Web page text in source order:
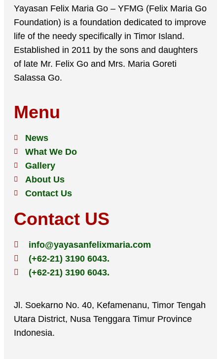
Yayasan Felix Maria Go – YFMG (Felix Maria Go
Foundation) is a foundation dedicated to improve
life of the needy specifically in Timor Island.
Established in 2011 by the sons and daughters
of late Mr. Felix Go and Mrs. Maria Goreti
Salassa Go.
Menu
News
What We Do
Gallery
About Us
Contact Us
Contact US
info@yayasanfelixmaria.com
(+62-21) 3190 6043.
(+62-21) 3190 6043.
Jl. Soekarno No. 40, Kefamenanu, Timor Tengah
Utara District, Nusa Tenggara Timur Province
Indonesia.